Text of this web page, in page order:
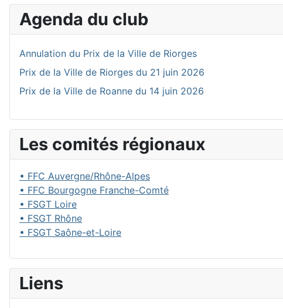
Agenda du club
Annulation du Prix de la Ville de Riorges
Prix de la Ville de Riorges du 21 juin 2026
Prix de la Ville de Roanne du 14 juin 2026
Les comités régionaux
• FFC Auvergne/Rhône-Alpes
• FFC Bourgogne Franche-Comté
• FSGT Loire
• FSGT Rhône
• FSGT Saône-et-Loire
Liens